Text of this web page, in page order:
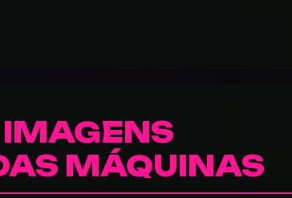
MÁQUINAS